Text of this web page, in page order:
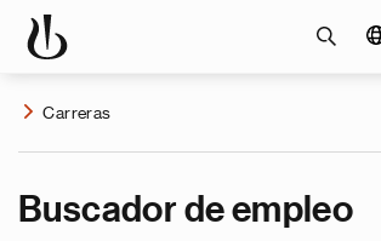
Carreras
Buscador de empleo